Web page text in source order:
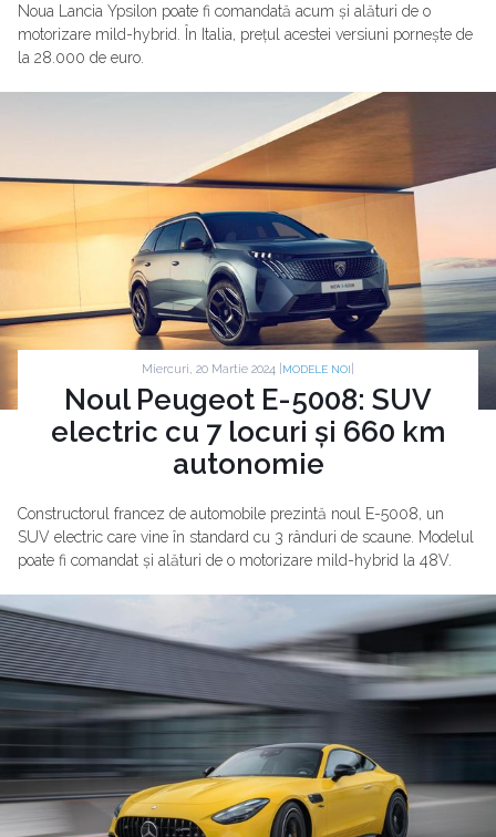
Noua Lancia Ypsilon poate fi comandată acum și alături de o
motorizare mild-hybrid. În Italia, prețul acestei versiuni pornește de
la 28.000 de euro.
Miercuri, 20 Martie 2024 | MODELE NOI
Noul Peugeot E-5008: SUV
electric cu 7 locuri și 660 km
autonomie
Constructorul francez de automobile prezintă noul E-5008, un
SUV electric care vine în standard cu 3 rânduri de scaune. Modelul
poate fi comandat și alături de o motorizare mild-hybrid la 48V.